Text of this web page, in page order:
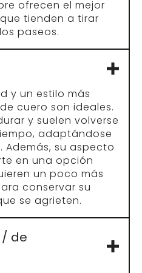
ofrecen el mejor
tienden a tirar
paseos.
y un estilo más
cuero son ideales.
y suelen volverse
adaptándose
Además, su aspecto
en una opción
un poco más
conservar su
se agrieten.
/ de